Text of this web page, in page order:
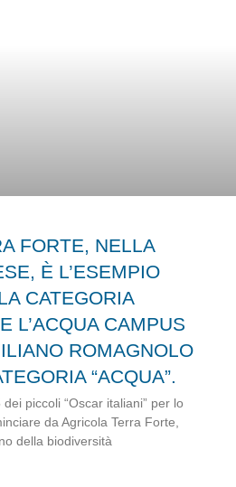
FORTE, NELLA
È L’ESEMPIO
CATEGORIA
L’ACQUA CAMPUS
ROMAGNOLO
“ACQUA”.
piccoli “Oscar italiani” per lo
da Agricola Terra Forte,
della biodiversità